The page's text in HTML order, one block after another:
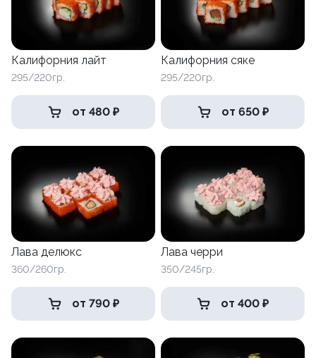
Калифорния лайт
295/220гр.
от 480 ₽
Калифорния сяке
295/220гр.
от 650 ₽
Лава делюкс
360/260гр.
от 790 ₽
Лава черри
350/245гр.
от 400 ₽